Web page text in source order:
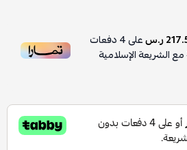
ر.س على4دفعات
الشريعة الإسلامية